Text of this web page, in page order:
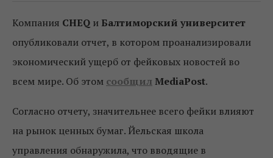
Компания CHEQ и Балтиморский университет
опубликовали отчет, в котором проанализировали
экономический ущерб от фейковых новостей во
всем мире. Об этом сообщил MediaPost.
Согласно отчету, значительнее всего фейки влияют
на рынок ценных бумаг. Йельская школа
управления обнаружила, что вводящие в